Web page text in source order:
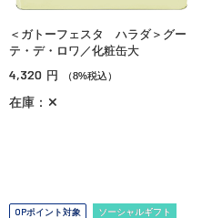
＜ガトーフェスタ ハラダ＞グー
テ・デ・ロワ／化粧缶大
4,320 円 （8%税込）
在庫：✕
OPポイント対象
ソーシャルギフト